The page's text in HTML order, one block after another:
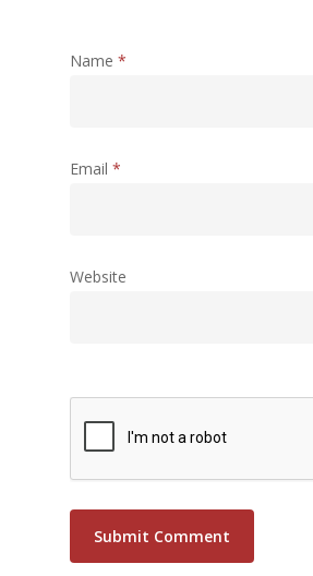
Name *
Email *
Website